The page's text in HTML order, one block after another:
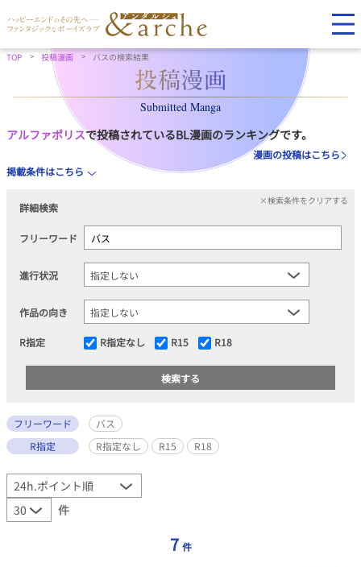
TOP 投稿漫画 バスの検索結果
Submitted Manga
アルファポリスで投稿されているBL漫画のランキングです。
漫画の投稿はこちら
掲載条件はこちら
詳細検索
×検索条件をクリアする
フリーワード
進行状況
作品の向き
R指定 R指定なし R15 R18
フリーワード
バス
R指定
R指定なし R15 R18
件
7 件